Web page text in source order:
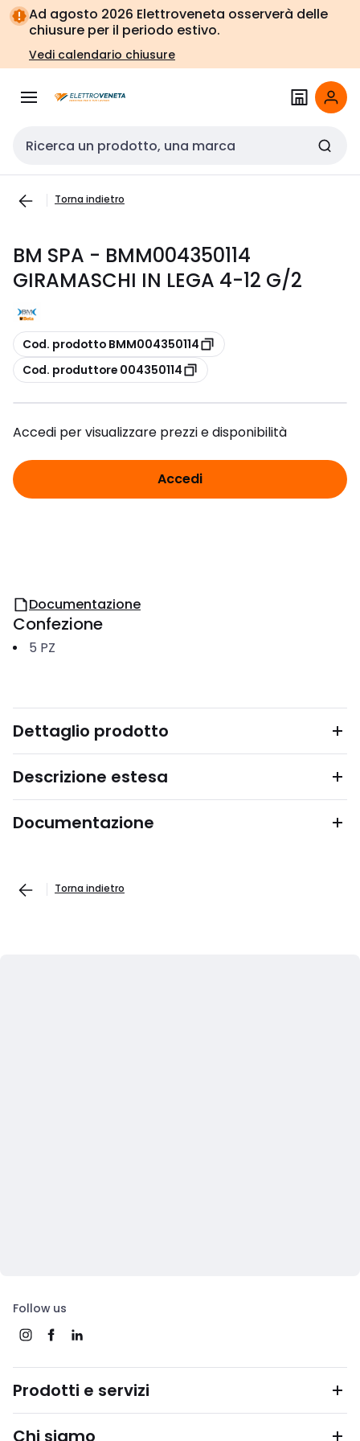
Vai alla
navigazione
Vai
alla
pagina
Ad agosto 2026 Elettroveneta osserverà delle
chiusure per il periodo estivo.
Vedi calendario chiusure
Cerca input
Torna indietro
BM SPA - BMM004350114
GIRAMASCHI IN LEGA 4-12 G/2
copia
Cod. prodotto BMM004350114
copia
Cod. produttore 004350114
Accedi per visualizzare prezzi e disponibilità
Accedi
Documentazione
Confezione
5 PZ
Dettaglio prodotto
Descrizione estesa
Documentazione
Torna indietro
Follow us
Prodotti e servizi
Chi siamo